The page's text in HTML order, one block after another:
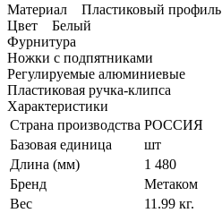
Материал Пластиковый профиль
Цвет Белый
Фурнитура
Ножки с подпятниками
Регулируемые алюминиевые
Пластиковая ручка-клипса
Характеристики
Страна производства РОССИЯ
Базовая единица
шт
Длина (мм)
1 480
Бренд
Метаком
Вес
11.99 кг.